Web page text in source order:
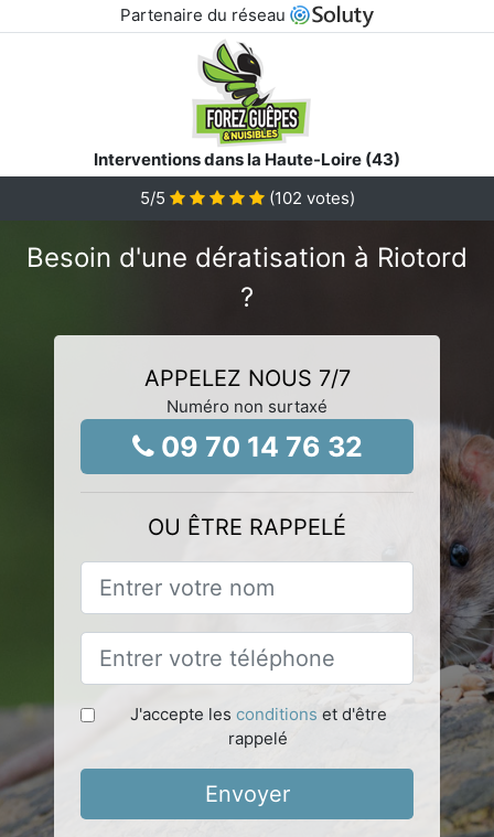
Partenaire du réseau
Interventions dans la Haute-Loire (43)
5/5 (102 votes)
Besoin d'une dératisation à Riotord
?
APPELEZ NOUS 7/7
Numéro non surtaxé
09 70 14 76 32
OU ÊTRE RAPPELÉ
J'accepte les conditions et d'être
rappelé
Envoyer